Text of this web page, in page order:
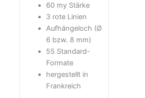
60 my Stärke
3 rote Linien
Aufhängeloch (Ø
6 bzw. 8 mm)
55 Standard-
Formate
hergestellt in
Frankreich